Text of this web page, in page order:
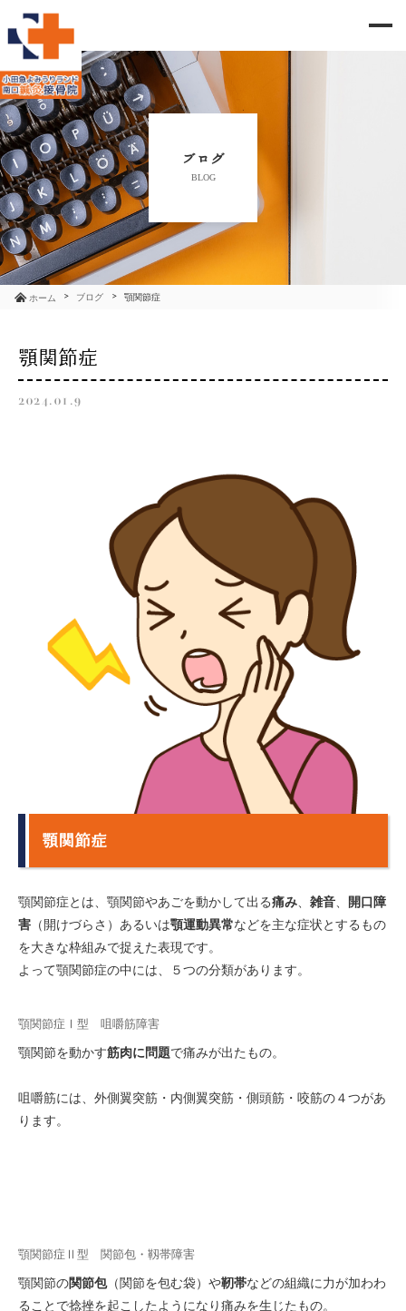
ブログ
BLOG
ホーム ブログ 顎関節症
顎関節症
2024.01.9
顎関節症
顎関節症とは、顎関節やあごを動かして出る痛み 雑音
開口障
害 （開けづらさ）あるいは顎運動異常などを主な症状とするもの
を大きな枠組みで捉えた表現です。
よって顎関節症の中には、５つの分類があります。
顎関節症Ⅰ型 咀嚼筋障害
顎関節を動かす筋肉に問題で痛みが出たもの。
咀嚼筋には、外側翼突筋・内側翼突筋・側頭筋・咬筋の４つがあ
ります。
顎関節症Ⅱ型 関節包・靱帯障害
顎関節の関節包（関節を包む袋）や靭帯などの組織に力が加わわ
ることで捻挫を起こしたようになり痛みを生じたもの。
当院のご紹介
治療メニュー
お知らせ
ブログ
コラム